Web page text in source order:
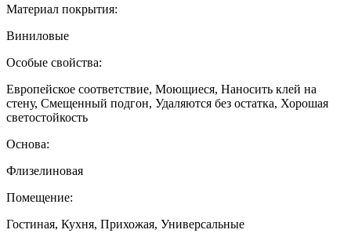
Материал покрытия:
Виниловые
Особые свойства:
Европейское соответствие, Моющиеся, Наносить клей на
стену, Смещенный подгон, Удаляются без остатка, Хорошая
светостойкость
Основа:
Флизелиновая
Помещение:
Гостиная, Кухня, Прихожая, Универсальные